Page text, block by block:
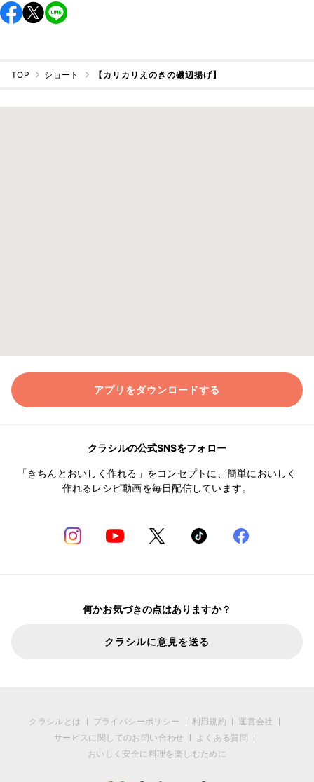
TOP ショート 【カリカリえのきの磯辺揚げ】
アプリをダウンロードする
クラシルの公式SNSをフォロー
「きちんとおいしく作れる」をコンセプトに、簡単においしく
作れるレシピ動画を毎日配信しています。
何かお気づきの点はありますか？
クラシルに意見を送る
クラシルとは プライバシーポリシー 利用規約
運営会社
サービスに関してのお問い合わせ
よくある質問
おいしく安全に料理を楽しむために